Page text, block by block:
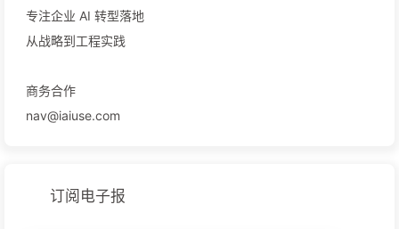
专注企业 AI 转型落地
从战略到工程实践
商务合作
nav@iaiuse.com
订阅电子报